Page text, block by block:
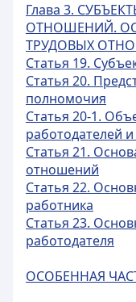
Глава 3.
ОТНОШЕНИЙ.
ТРУДОВЫХ
Статья 19.
Статья 20.
полномочия
Статья 20-1.
работодателей
Статья 21.
отношений
Статья 22.
работника
Статья 23.
работодателя
ОСОБЕННАЯ